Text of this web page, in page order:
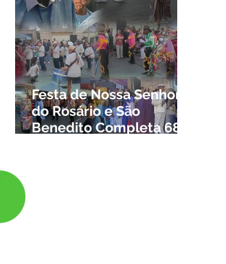
Festa de Nossa Senhora
do Rosário e São
Benedito Completa 68